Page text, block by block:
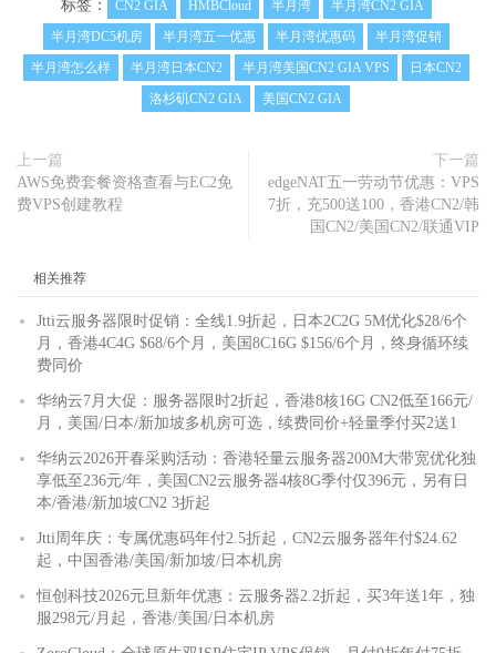
标签： CN2 GIA HMBCloud 半月湾
半月湾CN2 GIA
半月湾DC5机房
半月湾五一优惠 半月湾优惠码
半月湾促销
半月湾怎么样
半月湾日本CN2 半月湾美国CN2 GIA VPS
日本CN2
洛杉矶CN2 GIA
美国CN2 GIA
上一篇
AWS免费套餐资格查看与EC2免
费VPS创建教程
下一篇
edgeNAT五一劳动节优惠：VPS
7折，充500送100，香港CN2/韩
国CN2/美国CN2/联通VIP
相关推荐
Jtti云服务器限时促销：全线1.9折起，日本2C2G 5M优化$28/6个
月，香港4C4G $68/6个月，美国8C16G $156/6个月，终身循环续
费同价
华纳云7月大促：服务器限时2折起，香港8核16G CN2低至166元/
月，美国/日本/新加坡多机房可选，续费同价+轻量季付买2送1
华纳云2026开春采购活动：香港轻量云服务器200M大带宽优化独
享低至236元/年，美国CN2云服务器4核8G季付仅396元，另有日
本/香港/新加坡CN2 3折起
Jtti周年庆：专属优惠码年付2.5折起，CN2云服务器年付$24.62
起，中国香港/美国/新加坡/日本机房
恒创科技2026元旦新年优惠：云服务器2.2折起，买3年送1年，独
服298元/月起，香港/美国/日本机房